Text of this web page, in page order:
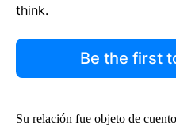
think.
Be the first
Su relación fue objeto de